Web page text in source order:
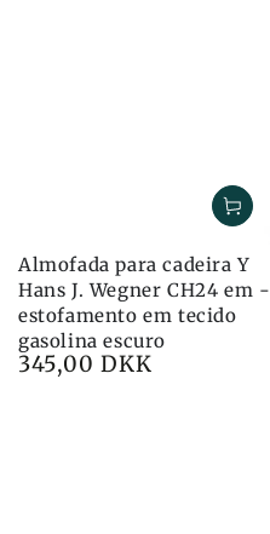
Almofada para cadeira Y
Hans J. Wegner CH24 em -
estofamento em tecido
gasolina escuro
Preço
345,00 DKK